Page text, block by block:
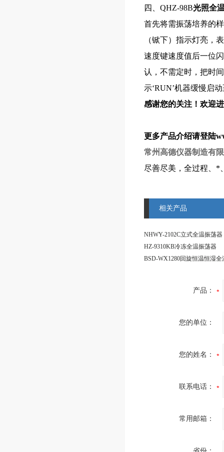
四、QHZ-98B光照全
首先将需振荡培养的
（锨下）指示灯亮，
速度键速度值后一位
认，不需定时，把时
示‘RUN’机器缓慢启
感谢您的关注！欢迎
更多产品介绍请登陆
常州高德仪器制造有
尽善尽美，全过程、*
相关产品
NHWY-2102C立式全温振荡器
HZ-9310KB冷冻全温振荡器
BSD-WX1280回旋恒温恒湿全
产品：
您的单位：
您的姓名：
联系电话：
常用邮箱：